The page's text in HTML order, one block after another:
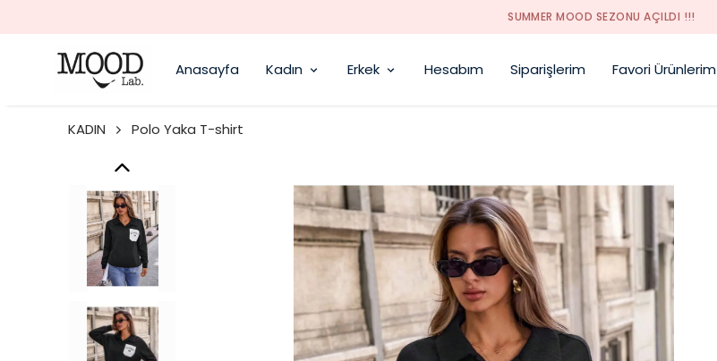
SUMMER MOOD SEZONU AÇILDI !!!
Anasayfa Kadın Erkek Hesabım Siparişlerim Favori Ürünlerim
KADIN Polo Yaka T-shirt